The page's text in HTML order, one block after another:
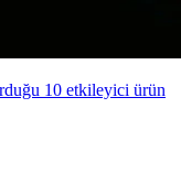
10 etkileyici ürün